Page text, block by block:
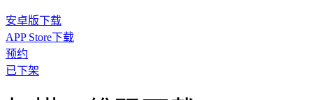
安卓版下载
APP Store下载
预约
已下架